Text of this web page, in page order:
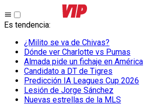
Es tendencia:
¿Milito se va de Chivas?
Dónde ver Charlotte vs Pumas
Almada pide un fichaje en América
Candidato a DT de Tigres
Predicción IA Leagues Cup 2026
Lesión de Jorge Sánchez
Nuevas estrellas de la MLS